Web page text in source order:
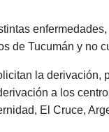
de Tucumán y no
la derivación,
a los
El Cruce,